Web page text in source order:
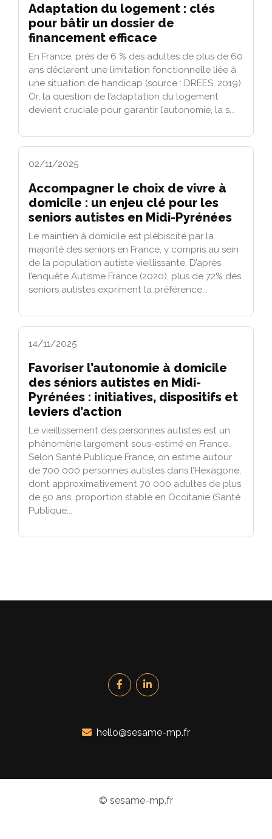
Adaptation du logement : clés
pour bâtir un dossier de
financement efficace
En France, près de 6 % des adultes de plus de 60
ans déclarent une limitation fonctionnelle liée à
une situation de handicap (source : DREES, 2019).
Or, la question de l’adaptation du logement
devient cruciale pour garantir l’autonomie, la s...
02/11/2025
Accompagner le choix de vivre à
domicile : un enjeu clé pour les
seniors autistes en Midi-Pyrénées
Le maintien à domicile est plébiscité par la
majorité des seniors en France, y compris au sein
de la population autiste vieillissante. D’après
l’enquête Autisme France (2020), plus de 72% des
seniors autistes expriment la préférence...
14/11/2025
Favoriser l’autonomie à domicile
des séniors autistes en Midi-
Pyrénées : initiatives, dispositifs et
leviers d’action
Le vieillissement des personnes autistes est un
phénomène largement sous-estimé en France.
Selon Santé Publique France, on estime autour
de 700 000 personnes autistes dans l’Hexagone,
dont approximativement 70 000 adultes de plus
de 50 ans, proportion stable en Occitanie (Santé
Publique...
hello@sesame-mp.fr
© sesame-mp.fr